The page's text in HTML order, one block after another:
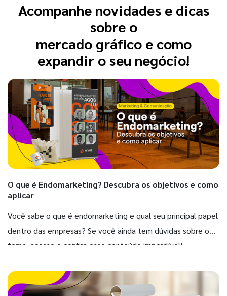
Acompanhe novidades e dicas
sobre o
mercado gráfico e como
expandir o seu negócio!
O que é Endomarketing? Descubra os objetivos e como
aplicar
Você sabe o que é endomarketing e qual seu principal papel
dentro das empresas? Se você ainda tem dúvidas sobre o
tema, acesse e confira esse conteúdo imperdível!